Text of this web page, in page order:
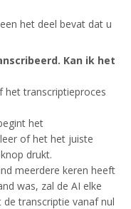
het deel bevat dat u
Kan ik het
het transcriptieproces
het
of het het juiste
drukt.
meerdere keren heeft
was, zal de AI elke
transcriptie vanaf nul